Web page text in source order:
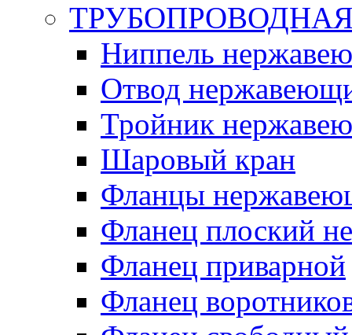
Ниппель
Отвод
Тройник
Шаровый кран
Фланцы
Фланец плоский
Фланец приварной
Фланец